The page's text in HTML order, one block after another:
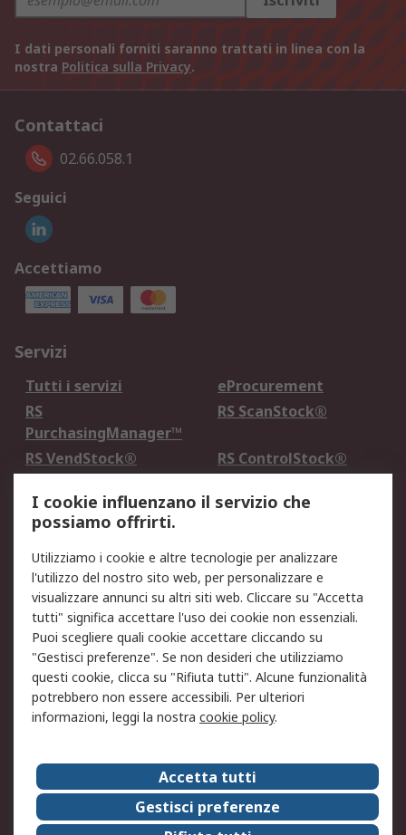
I dati personali forniti saranno trattati in linea con la
nostra Politica sulla Privacy.
Contattaci
02.66.058.1
Seguici
Accettiamo
Servizi
Tutti i servizi
eProcurement
RS
PurchasingManager™
RS ScanStock®
RS VendStock®
RS ControlStock®
Legale
Informativa Cookie
Informativa Privacy -
Aggiornata
Email Security
Termini d'uso
Condizioni di vendita
Condizioni generali di
servizio
Etica e responsabilità
Chi Siamo
Chi Siamo
Contattaci
Supporto
ESG
Carriere
RS Group
I cookie influenzano il servizio che
possiamo offrirti.
Utilizziamo i cookie e altre tecnologie per analizzare
l'utilizzo del nostro sito web, per personalizzare e
visualizzare annunci su altri siti web. Cliccare su "Accetta
tutti" significa accettare l'uso dei cookie non essenziali.
Puoi scegliere quali cookie accettare cliccando su
"Gestisci preferenze". Se non desideri che utilizziamo
questi cookie, clicca su "Rifiuta tutti". Alcune funzionalità
potrebbero non essere accessibili. Per ulteriori
informazioni, leggi la nostra cookie policy.
Accetta tutti
Gestisci preferenze